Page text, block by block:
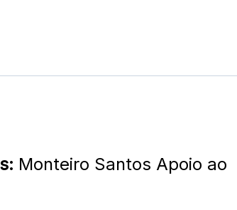
Monteiro Santos Apoio ao